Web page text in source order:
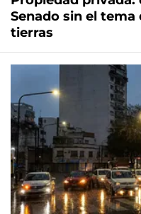
Senado sin el
tierras